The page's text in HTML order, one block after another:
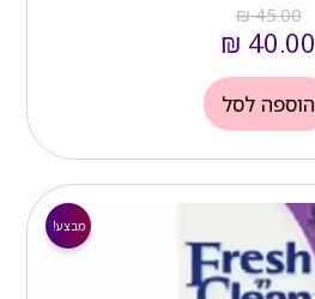
₪45.00
₪ 40.00
הוספה לסל
מבצע!
המקורי
היה:
הנוכחי
הוא: